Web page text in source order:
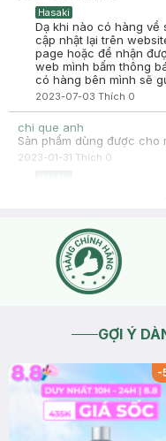
Hasaki
Dạ khi nào có hàng
cập nhật lại trên
page hoặc để nhận
web mình bấm thông
có hàng bên mình sẽ
2023-07-03 Thích 0
chi que anh
Sản phẩm dùng được cho
2023-01-31 Thích 0
Dạ vì một số sản
đang mang bầu hoặc
sp nào thẩm thấu trực
nên tham khảo ý kiến
chuyên môn bên mình
an toàn cho bạn và bé
GỢI Ý
-